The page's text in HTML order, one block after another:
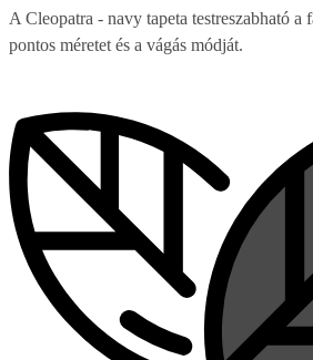
A Cleopatra - navy tapeta testreszabható a
pontos méretet és a vágás módját.